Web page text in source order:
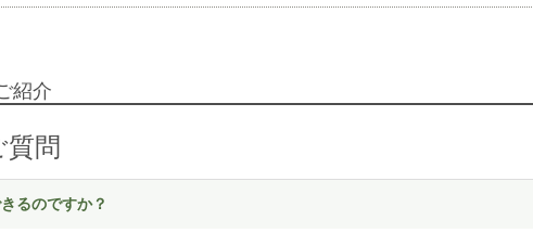
紹介
問
るのですか？